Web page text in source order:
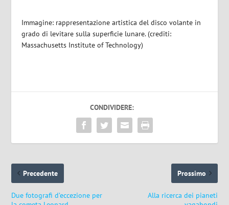
Immagine: rappresentazione artistica del disco volante in
grado di levitare sulla superficie lunare. (crediti:
Massachusetts Institute of Technology)
CONDIVIDERE:
Precedente
Due fotografi d’eccezione per
Prossimo
Alla ricerca dei pianeti